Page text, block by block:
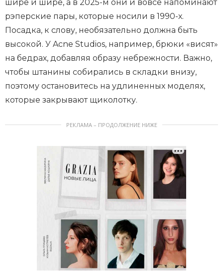
шире и шире, а в 2025-м они и вовсе напоминают
рэперские пары, которые носили в 1990-х.
Посадка, к слову, необязательно должна быть
высокой. У Acne Studios, например, брюки «висят»
на бедрах, добавляя образу небрежности. Важно,
чтобы штанины собирались в складки внизу,
поэтому остановитесь на удлиненных моделях,
которые закрывают щиколотку.
РЕКЛАМА – ПРОДОЛЖЕНИЕ НИЖЕ